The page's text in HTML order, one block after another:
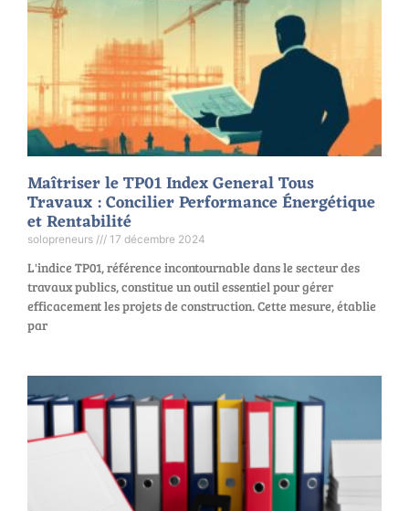
Maîtriser le TP01 Index General Tous
Travaux : Concilier Performance Énergétique
et Rentabilité
solopreneurs 17 décembre 2024
L'indice TP01, référence incontournable dans le secteur des
travaux publics, constitue un outil essentiel pour gérer
efficacement les projets de construction. Cette mesure, établie
par